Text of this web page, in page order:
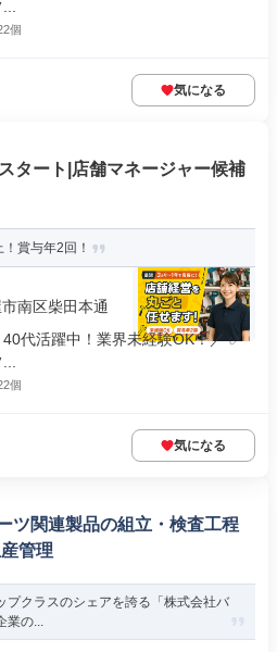
個
気になる
タート|店舗マネージャー候補
賞与年2回！
南区柴田本通
代活躍中！業界未経験OK！／ ✅
個
気になる
ツ関連製品の組立・検査工程
管理
プクラスのシェアを誇る「株式会社バ
業の...